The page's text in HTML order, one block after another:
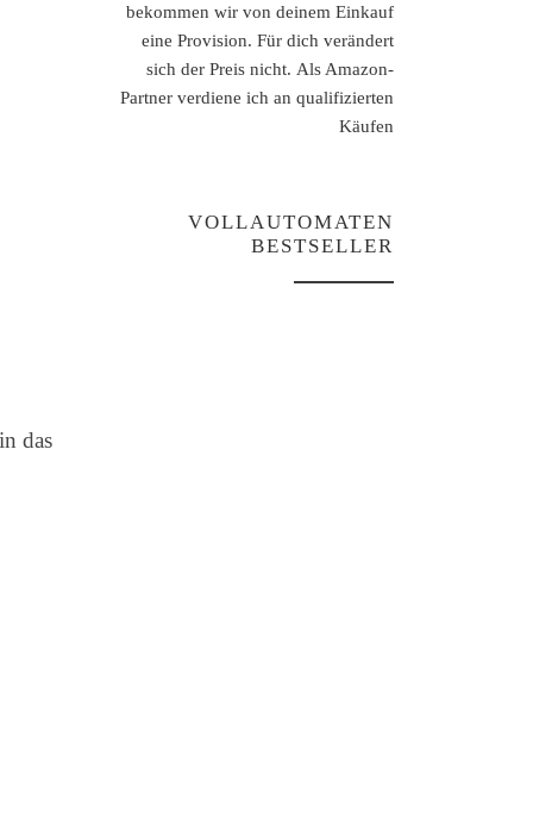
das
bekommen wir von deinem Einkauf
eine Provision. Für dich verändert
sich der Preis nicht. Als Amazon-
Partner verdiene ich an qualifizierten
Käufen
VOLLAUTOMATEN
BESTSELLER